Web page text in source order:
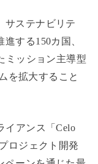
サステナビリテ
する150カ国、
ミッション主導型
を拡大すること
イアンス「Celo
ロジェクト開発